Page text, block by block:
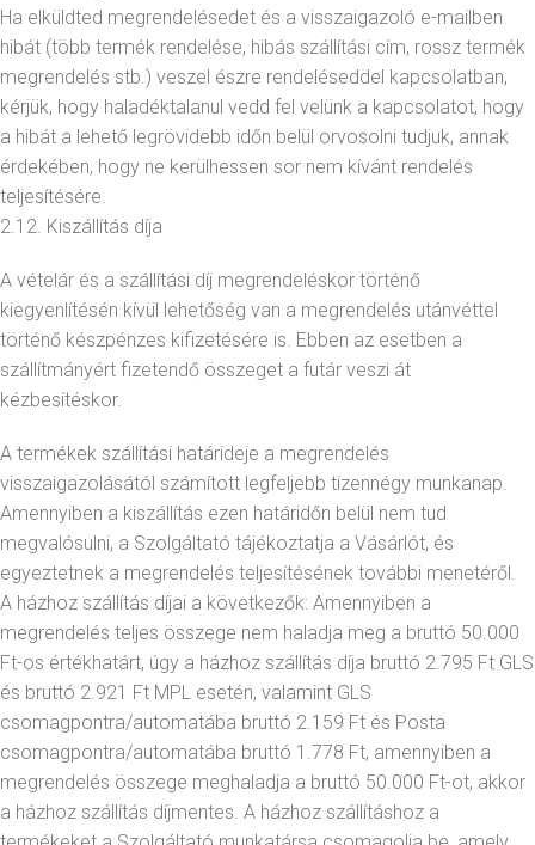
Ha elküldted megrendelésedet és a visszaigazoló e-mailben
hibát (több termék rendelése, hibás szállítási cím, rossz termék
megrendelés stb.) veszel észre rendeléseddel kapcsolatban,
kérjük, hogy haladéktalanul vedd fel velünk a kapcsolatot, hogy
a hibát a lehető legrövidebb időn belül orvosolni tudjuk, annak
érdekében, hogy ne kerülhessen sor nem kívánt rendelés
teljesítésére.
2.12. Kiszállítás díja
A vételár és a szállítási díj megrendeléskor történő
kiegyenlítésén kívül lehetőség van a megrendelés utánvéttel
történő készpénzes kifizetésére is. Ebben az esetben a
szállítmányért fizetendő összeget a futár veszi át
kézbesítéskor.
A termékek szállítási határideje a megrendelés
visszaigazolásától számított legfeljebb tizennégy munkanap.
Amennyiben a kiszállítás ezen határidőn belül nem tud
megvalósulni, a Szolgáltató tájékoztatja a Vásárlót, és
egyeztetnek a megrendelés teljesítésének további menetéről.
A házhoz szállítás díjai a következők: Amennyiben a
megrendelés teljes összege nem haladja meg a bruttó 50.000
Ft-os értékhatárt, úgy a házhoz szállítás díja bruttó 2.795 Ft GLS
és bruttó 2.921 Ft MPL esetén, valamint GLS
csomagpontra/automatába bruttó 2.159 Ft és Posta
csomagpontra/automatába bruttó 1.778 Ft, amennyiben a
megrendelés összege meghaladja a bruttó 50.000 Ft-ot, akkor
a házhoz szállítás díjmentes. A házhoz szállításhoz a